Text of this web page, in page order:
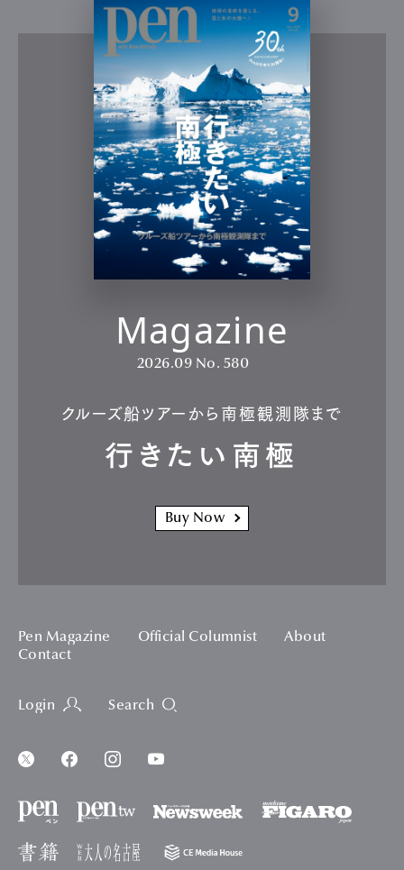
Magazine
2026.09 No. 580
クルーズ船ツアーから南極観測隊まで
行きたい南極
Buy Now
Pen Magazine Official Columnist
About
Contact
Login Search